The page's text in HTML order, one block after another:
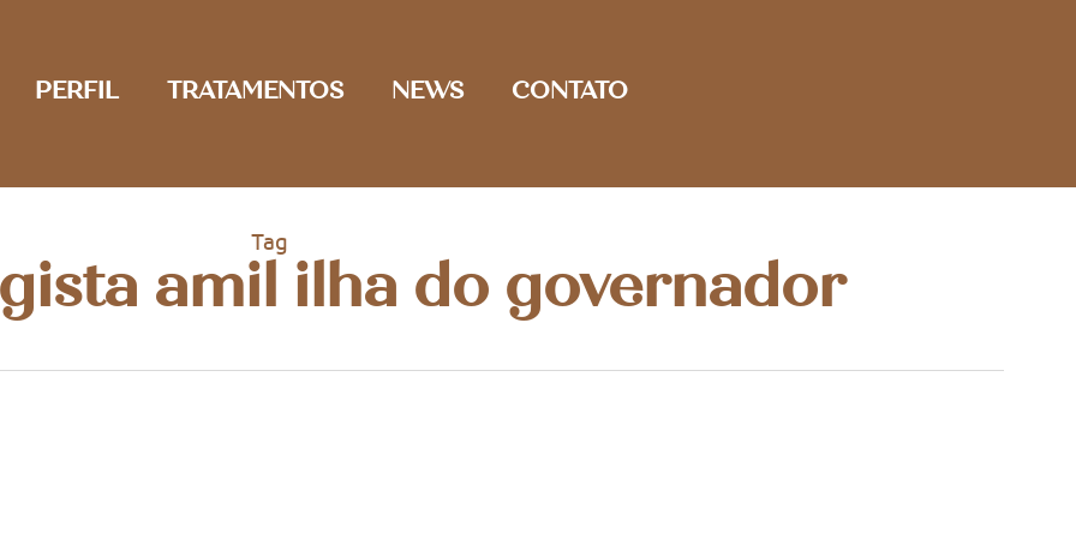
PERFIL TRATAMENTOS NEWS CONTATO
Tag
amil ilha do governador